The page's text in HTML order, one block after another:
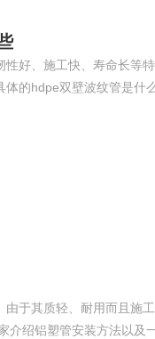
好、施工快、寿命长等
的hdpe双壁波纹管是什
于其质轻、耐用而且施
绍铝塑管安装方法以及